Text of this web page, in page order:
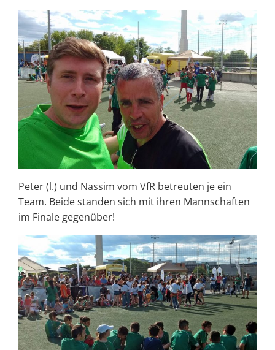
Peter (l.) und Nassim vom VfR betreuten je ein
Team. Beide standen sich mit ihren Mannschaften
im Finale gegenüber!